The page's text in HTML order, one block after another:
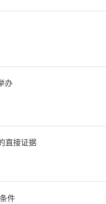
终铭记老同
务保障工
医院将认
动工作的具
身体，安享
代表医院
好的祝福。
办
直接证据
件